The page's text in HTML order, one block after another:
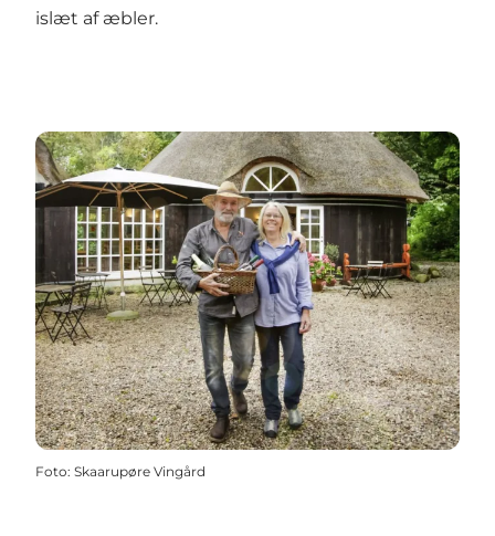
islæt af æbler.
Foto: Skaarupøre Vingård